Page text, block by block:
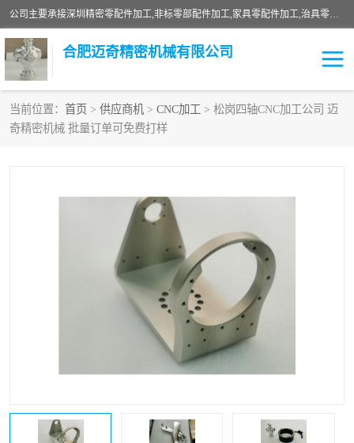
公司主要承接深圳精密零配件加工,非标零部配件加工,家具零配件加工,治具零配件加工,安徽精密零配件加工等各种各种精密机械加工，欢迎来来电咨询！
合肥迈奇精密机械有限公司
当前位置： 首页 > 供应商机 > CNC加工 > 松岗四轴CNC加工公司 迈
奇精密机械 批量订单可免费打样
铣床加工
机床零件加工
数控机床加工